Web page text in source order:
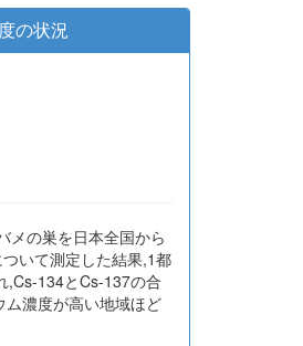
の状況
メの巣を日本全国から
いて測定した結果,1都
,Cs-134とCs-137の合
濃度が高い地域ほど